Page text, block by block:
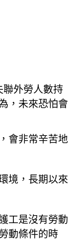
聯外勞人數持
，未來恐怕會
會非常辛苦地
境，長期以來
工是沒有勞動
動條件的時